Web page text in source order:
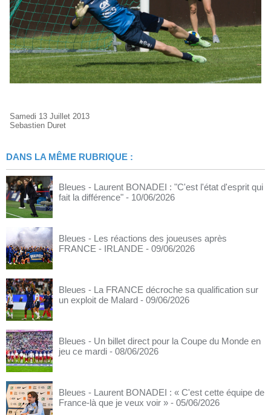
Samedi 13 Juillet 2013
Sebastien Duret
DANS LA MÊME RUBRIQUE :
Bleues - Laurent BONADEI : "C'est l'état d'esprit qui
fait la différence" - 10/06/2026
Bleues - Les réactions des joueuses après
FRANCE - IRLANDE - 09/06/2026
Bleues - La FRANCE décroche sa qualification sur
un exploit de Malard - 09/06/2026
Bleues - Un billet direct pour la Coupe du Monde en
jeu ce mardi - 08/06/2026
Bleues - Laurent BONADEI : « C'est cette équipe de
France-là que je veux voir » - 05/06/2026